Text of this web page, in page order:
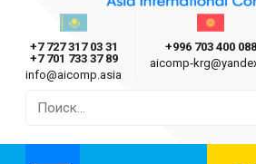
Asia International Company
Казахстан г. Алматы
+7 727 317 03 31
+7 701 733 37 89
info@aicomp.asia
+996 703 400 088